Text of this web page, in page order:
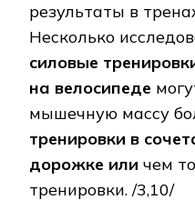
результаты в
Несколько
силовые
на велосипеде
мышечную массу
тренировки в
дорожке или чем
тренировки. /3,10/